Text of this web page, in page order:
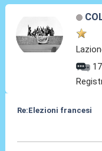
Re:Elezioni francesi